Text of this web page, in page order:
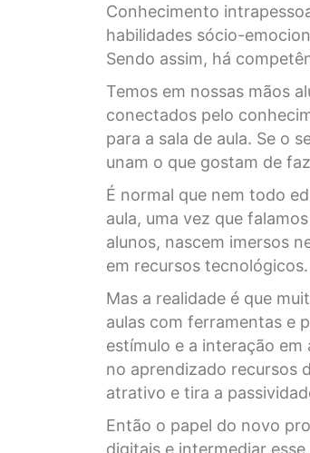
Conhecimento
habilidades sócio-
Sendo assim, há
Temos em nossas mãos
conectados pelo
para a sala de aula. Se o
unam o que gostam de
É normal que nem todo
aula, uma vez que
alunos, nascem imersos
em recursos tecnológicos.
Mas a realidade é que
aulas com ferramentas e
estímulo e a interação
no aprendizado recursos
atrativo e tira a
Então o papel do novo